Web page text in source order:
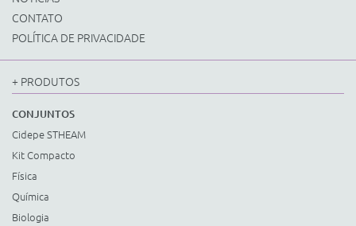
CONTATO
POLÍTICA DE PRIVACIDADE
+ PRODUTOS
CONJUNTOS
Cidepe STHEAM
Kit Compacto
Física
Química
Biologia